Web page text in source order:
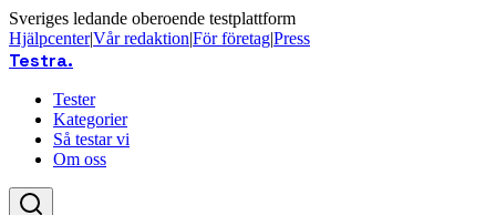
Sveriges ledande oberoende testplattform
Hjälpcenter|Vår redaktion|För företag|Press
Testra.
Tester
Kategorier
Så testar vi
Om oss